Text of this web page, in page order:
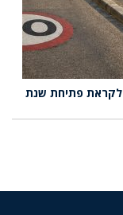
לקראת פתיחת שנת